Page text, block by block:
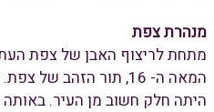
מנהרת צפת
מתחת לריצוף האבן של צפת
המאה ה- 16, תור הזהב
היתה חלק חשוב מן העיר.